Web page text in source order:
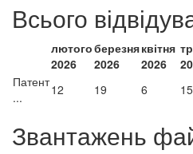
Всього
лютого
2026
березня
2026
квітня
2026
Патент
...
12 19 6 15
Звантажень